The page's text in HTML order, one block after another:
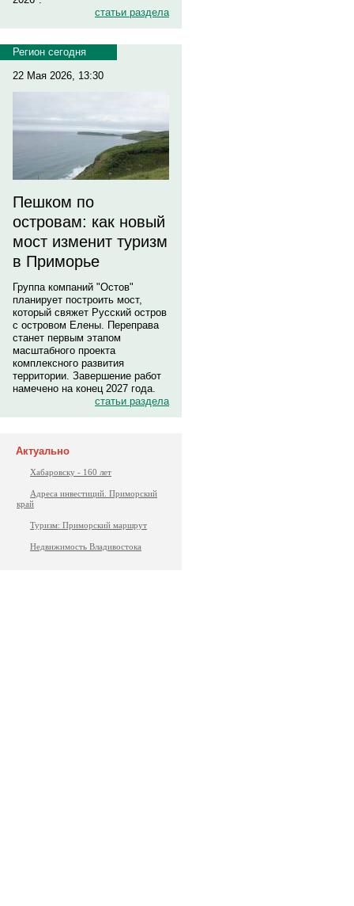
статьи раздела
Регион сегодня
22 Мая 2026, 13:30
Пешком по
островам: как новый
мост изменит туризм
в Приморье
Группа компаний "Остов"
планирует построить мост,
который свяжет Русский остров
с островом Елены. Переправа
станет первым этапом
масштабного проекта
комплексного развития
территории. Завершение работ
намечено на конец 2027 года.
статьи раздела
Актуально
Хабаровску - 160 лет
Адреса инвестиций. Приморский
край
Туризм: Приморский маршрут
Недвижимость Владивостока